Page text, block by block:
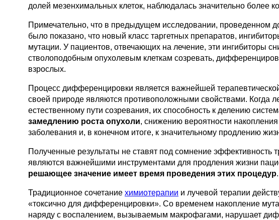
долей мезенхимальных клеток, наблюдалась значительно более
Примечательно, что в предыдущем исследовании, проведенном
было показано, что новый класс таргетных препаратов,
мутации. У пациентов, отвечающих на лечение, эти ингибиторы
стволоподобным опухолевым клеткам созревать,
взрослых.
Процесс дифференцировки является важнейшей
своей природе являются противоположными свойствами. Когда
естественному пути созревания, их способность к делению
замедлению роста опухоли, снижению вероятности
заболевания и, в конечном итоге, к значительному продлению
Полученные результаты не ставят под сомнение эффективность
являются важнейшими инструментами для продления жизни
решающее значение имеет время проведения этих процедур.
Традиционное сочетание химиотерапии и лучевой терапии
«токсично для дифференцировки». Со временем накопление
наряду с воспалением, вызываемым макрофагами, нарушает